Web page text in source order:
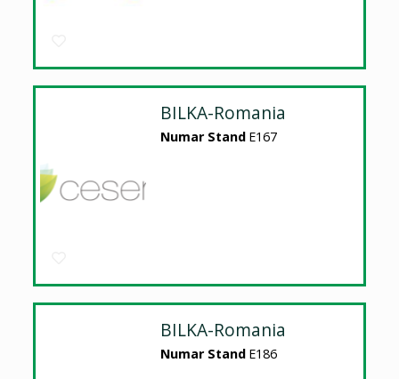
BILKA-Romania
Numar Stand E167
BILKA-Romania
Numar Stand E186